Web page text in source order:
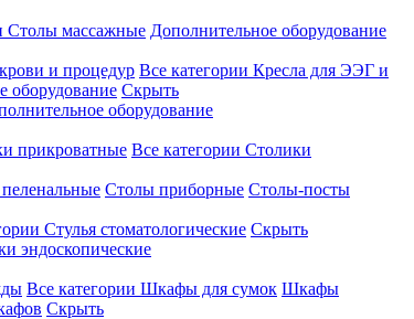
Столы массажные Дополнительное оборудование
и процедур Все категории Кресла для ЭЭГ и
оборудование Скрыть
оборудование
прикроватные Все категории Столики
Столы приборные Столы-посты
Стулья стоматологические Скрыть
эндоскопические
Все категории Шкафы для сумок Шкафы
Скрыть